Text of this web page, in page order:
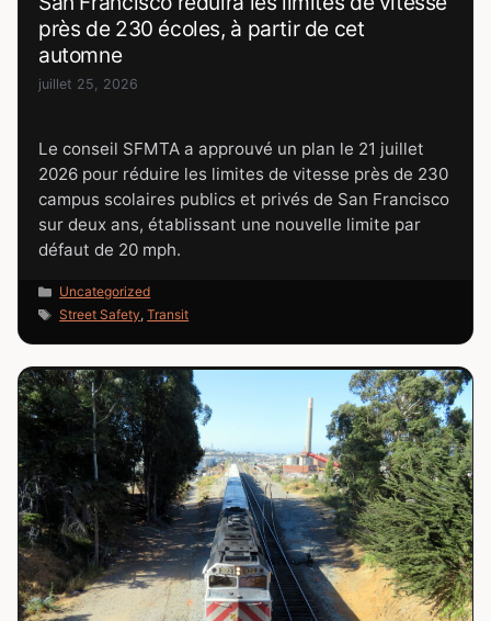
près de 230 écoles, à partir de cet
automne
juillet 25, 2026
Le conseil SFMTA a approuvé un plan le 21 juillet
2026 pour réduire les limites de vitesse près de 230
campus scolaires publics et privés de San Francisco
sur deux ans, établissant une nouvelle limite par
défaut de 20 mph.
Catégories
Uncategorized
Étiquettes
Street Safety,Transit